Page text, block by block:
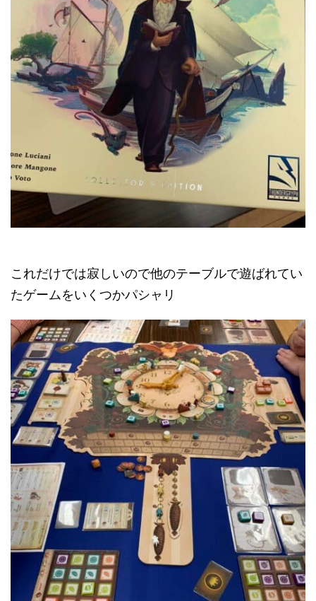
これだけでは寂しいので他のテーブルで遊ばれてい
たゲームをいくつかパシャリ